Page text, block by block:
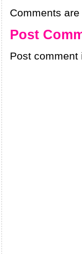
Comments
Post
Post comment